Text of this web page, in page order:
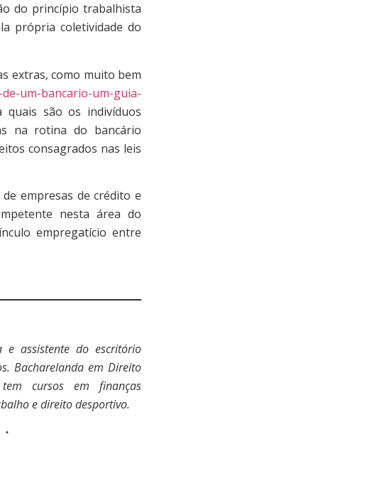
do princípio trabalhista
própria coletividade do
extras, como muito bem
um-bancario-um-guia-
quais são os indivíduos
na rotina do bancário
consagrados nas leis
empresas de crédito e
nesta área do
empregatício entre
e assistente do escritório
Bacharelanda em Direito
cursos em finanças
e direito desportivo.